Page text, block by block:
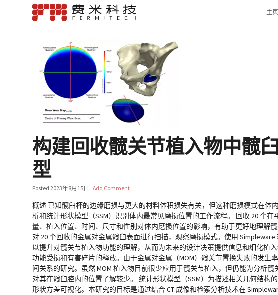
主页
构建回收髋关节植入物中髋
型
Posted2023年8月15日 ·Add Comment
概述 已知髋臼杯的边缘磨损与更大的材料体积损失有关，但这种磨损模式在体
析和统计形状模型（SSM）识别体内最常见磨损位置的工作流程。 回收 20 个
量、植入位置、时间、尺寸和性别对体内磨损位置的影响，有助于更好地理解
对 20 个回收的金属对金属髋臼表面进行扫描，观察磨损模式。使用
以提升对髋关节植入物功能的理解，从而为未来的设计决策提供信息和细化植
功能受损和有害碎片的释放。由于金属对金属（MOM）髋关节置换失败的发
间关系的研究。虽然 MOM 植入物目前很少应用于髋关节植入，但仍能为分析
对其在髋臼腔内的位置了解较少。 统计形状模型（SSM）为描述相关几何结
形状方差可视化。本研究的目标是通过结合 CT 成像和检索分析技术在